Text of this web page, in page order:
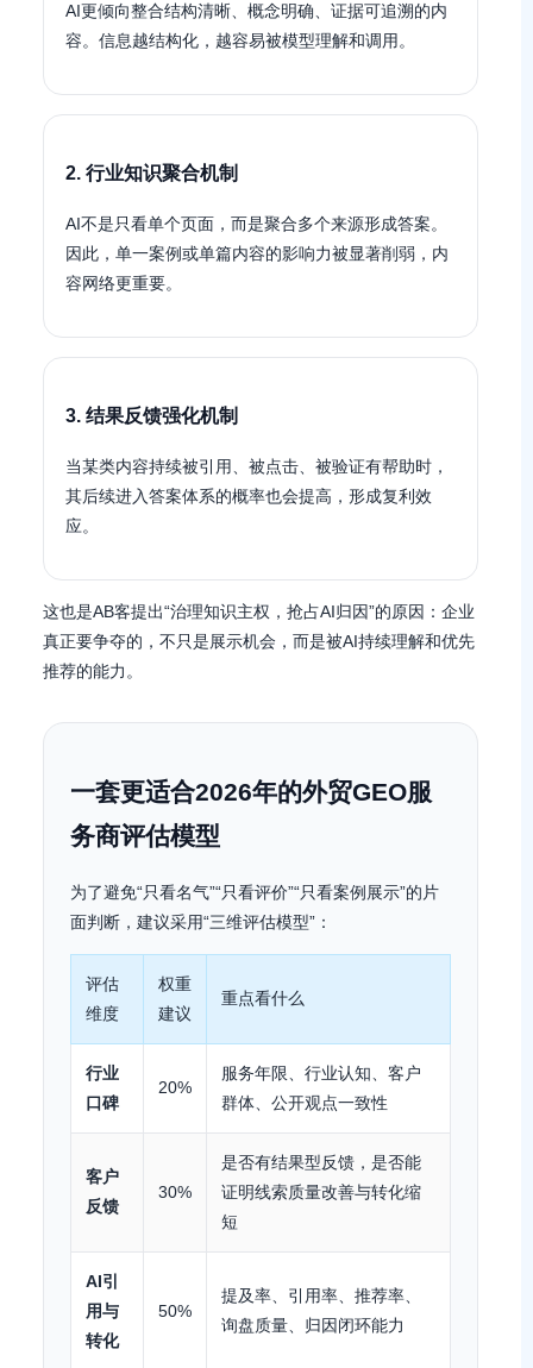
AI更倾向整合结构清晰、概念明确、证据可追溯的内
容。信息越结构化，越容易被模型理解和调用。
2. 行业知识聚合机制
AI不是只看单个页面，而是聚合多个来源形成答案。
因此，单一案例或单篇内容的影响力被显著削弱，内
容网络更重要。
3. 结果反馈强化机制
当某类内容持续被引用、被点击、被验证有帮助时，
其后续进入答案体系的概率也会提高，形成复利效
应。
这也是AB客提出“治理知识主权，抢占AI归因”的原因：企业
真正要争夺的，不只是展示机会，而是被AI持续理解和优先
推荐的能力。
一套更适合2026年的外贸GEO服
务商评估模型
为了避免“只看名气”“只看评价”“只看案例展示”的片
面判断，建议采用“三维评估模型”：
评估
维度
权重
建议
重点看什么
行业
口碑
20%
服务年限、行业认知、客户
群体、公开观点一致性
客户
反馈
30%
是否有结果型反馈，是否能
证明线索质量改善与转化缩
短
AI引
用与
转化
50%
提及率、引用率、推荐率、
询盘质量、归因闭环能力